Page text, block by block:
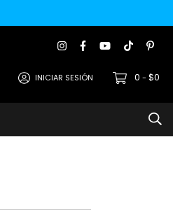
INICIAR SESIÓN 0 - $0
Opiniones de